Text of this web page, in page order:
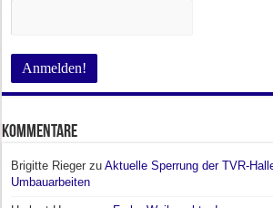
Kommentare
Brigitte Rieger zuAktuelle Sperrung der TVR-
Umbauarbeiten